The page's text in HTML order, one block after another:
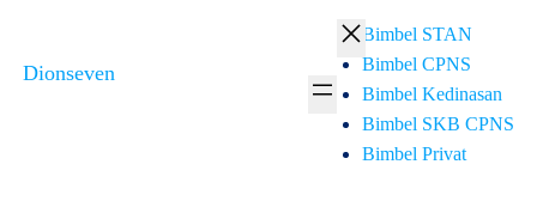
content
Dionseven
Bimbel STAN
Bimbel CPNS
Bimbel Kedinasan
Bimbel SKB CPNS
Bimbel Privat